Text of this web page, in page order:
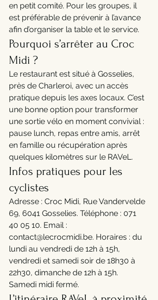
en petit comité. Pour les groupes, il
est préférable de prévenir à l’avance
afin d’organiser la table et le service.
Pourquoi s’arrêter au Croc
Midi ?
Le restaurant est situé à Gosselies,
près de Charleroi, avec un accès
pratique depuis les axes locaux. C’est
une bonne option pour transformer
une sortie vélo en moment convivial :
pause lunch, repas entre amis, arrêt
en famille ou récupération après
quelques kilomètres sur le RAVeL.
Infos pratiques pour les
cyclistes
Adresse : Croc Midi, Rue Vandervelde
69, 6041 Gosselies. Téléphone : 071
40 05 10. Email :
contact@lecrocmidi.be. Horaires : du
lundi au vendredi de 12h à 15h,
vendredi et samedi soir de 18h30 à
22h30, dimanche de 12h à 15h.
Samedi midi fermé.